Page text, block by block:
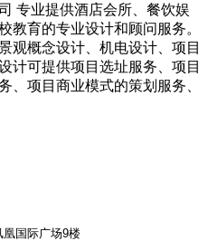
专业提供酒店会所、餐饮娱
教育的专业设计和顾问服务。
观概念设计、机电设计、项目
计可提供项目选址服务、项目
、项目商业模式的策划服务、
国际广场9楼